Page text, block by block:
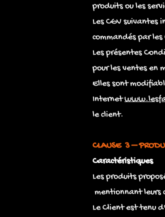
produits ou les
Les CGV
commandés par
Les présentes
pour les ventes en
Elles sont
Internet
le client.
CLAUSE 3 –
Caractéristiques
Les produits
mentionnant leurs
Le Client est tenu